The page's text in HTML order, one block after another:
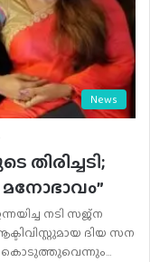
News
നടി സജ്ന
ദിയ സന
കൊടുത്തുവെന്നും…